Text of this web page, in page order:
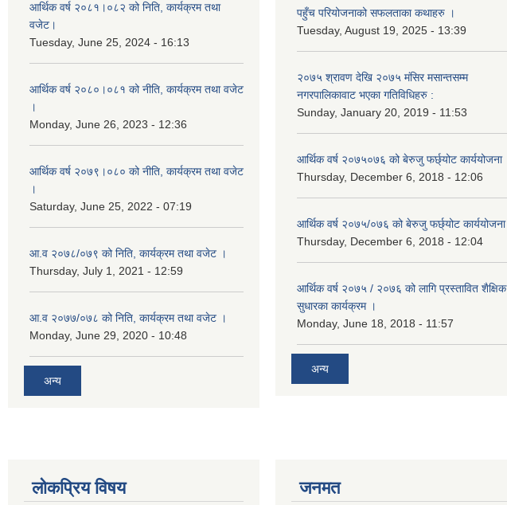
आर्थिक वर्ष २०८१।०८२ को निति, कार्यक्रम तथा
वजेट।
Tuesday, June 25, 2024 - 16:13
आर्थिक वर्ष २०८०।०८१ को नीति, कार्यक्रम तथा वजेट
।
Monday, June 26, 2023 - 12:36
आर्थिक वर्ष २०७९।०८० को नीति, कार्यक्रम तथा वजेट
।
Saturday, June 25, 2022 - 07:19
आ.व २०७८/०७९ को निति, कार्यक्रम तथा वजेट ।
Thursday, July 1, 2021 - 12:59
आ.व २०७७/०७८ को निति, कार्यक्रम तथा वजेट ।
Monday, June 29, 2020 - 10:48
अन्य
पहुँच परियोजनाको सफलताका कथाहरु ।
Tuesday, August 19, 2025 - 13:39
२०७५ श्रावण देखि २०७५ मंसिर मसान्तसम्म
नगरपालिकावाट भएका गतिविधिहरु :
Sunday, January 20, 2019 - 11:53
आर्थिक वर्ष २०७५०७६ को बेरुजु फर्छ्योट कार्ययोजना
Thursday, December 6, 2018 - 12:06
आर्थिक वर्ष २०७५/०७६ को बेरुजु फर्छ्योट कार्ययोजना
Thursday, December 6, 2018 - 12:04
आर्थिक वर्ष २०७५ / २०७६ को लागि प्रस्तावित शैक्षिक
सुधारका कार्यक्रम ।
Monday, June 18, 2018 - 11:57
अन्य
लोकप्रिय विषय जनमत